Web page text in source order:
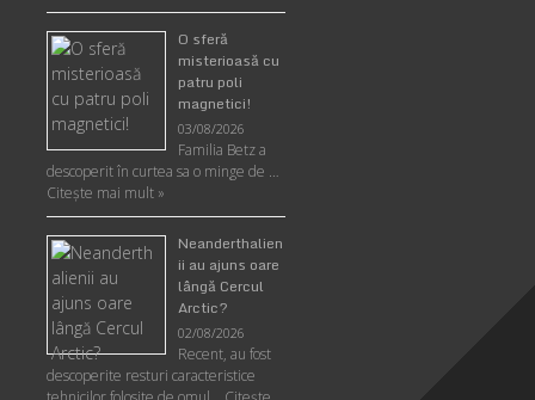
O sferă
misterioasă cu
patru poli
magnetici!
03/08/2026
Familia Betz a
descoperit în curtea sa o minge de …
Citeşte mai mult »
Neanderthalien
ii au ajuns oare
lângă Cercul
Arctic?
02/08/2026
Recent, au fost
descoperite resturi caracteristice